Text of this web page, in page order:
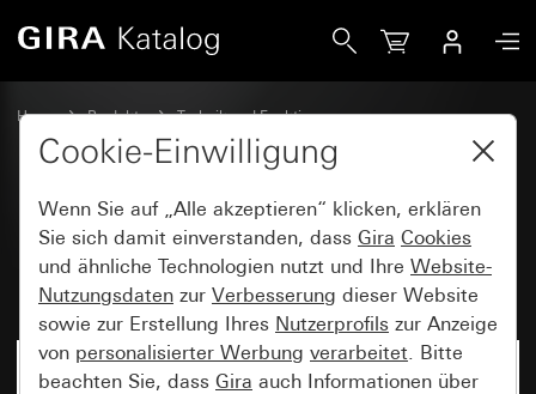
Home Produkte
Technik und Funktionen
System 3000, DALI, sonstige Elektronik
RF Multi Bedienaufsatz 2fach
Pfeilsymbole für KNX
Cookie-Einwilligung
Wenn Sie auf „Alle akzeptieren“ klicken, erklären
Sie sich damit einverstanden, dass Gira Cookies
und ähnliche Technologien nutzt und Ihre Website-
Nutzungsdaten zur Verbesserung dieser Website
sowie zur Erstellung Ihres Nutzerprofils zur Anzeige
von personalisierter Werbung verarbeitet. Bitte
beachten Sie, dass Gira auch Informationen über